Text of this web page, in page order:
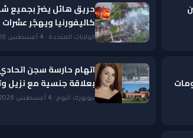
حريق هائل يضرّ
كاليفورنيا ويهجّر
الولايات المتحدة · 4 أغسطس 2026 — 12:20 AM
اتهام حارسة سجن
بعلاقة جنسية مع نزيل
نيويورك اليوم · 4 أغسطس 2026 — 8:20 AM